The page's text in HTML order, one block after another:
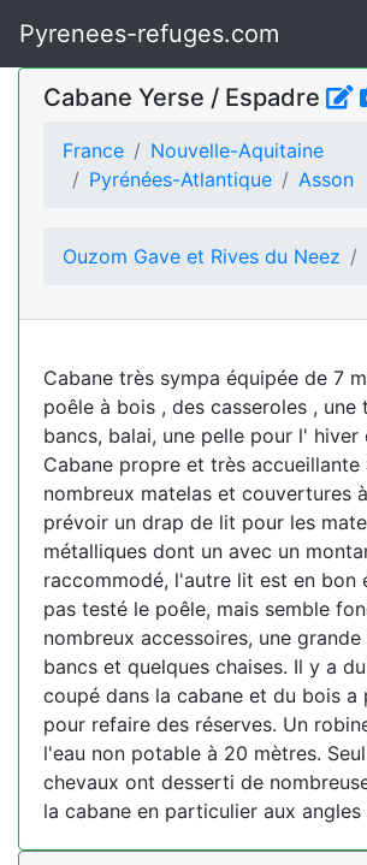
Pyrenees-refuges.com
Cabane Yerse / Espadre
France
Nouvelle-Aquitaine
Pyrénées-Atlantique
Asson
Ouzom Gave et Rives du Neez
Cabane très sympa équipée de 7
poêle à bois , des casseroles , une
bancs, balai, une pelle pour l' hiver
Cabane propre et très accueillante
nombreux matelas et couvertures
prévoir un drap de lit pour les
métalliques dont un avec un
raccommodé, l'autre lit est en bon
pas testé le poêle, mais semble
nombreux accessoires, une
bancs et quelques chaises. Il y a
coupé dans la cabane et du bois a
pour refaire des réserves. Un
l'eau non potable à 20 mètres.
chevaux ont desserti de
la cabane en particulier aux angles